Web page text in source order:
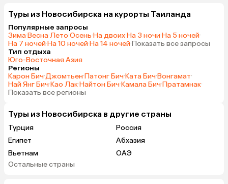
Туры из Новосибирска на курорты Таиланда
Популярные запросы
Зима·Весна·Лето·Осень·На двоих·На 3 ночи·На 5 ночей·
На 7 ночей·На 10 ночей·На 14 ночей·Показать все запросы
Тип отдыха
Юго-Восточная Азия
Регионы
Карон Бич·Джомтьен·Патонг Бич·Ката Бич·Вонгамат·
Най Янг Бич·Као Лак·Найтон Бич·Камала Бич·Пратамнак·
Показать все регионы
Туры из Новосибирска в другие страны
Турция
Россия
Египет
Абхазия
Вьетнам
ОАЭ
Мальдивы
Остальные страны